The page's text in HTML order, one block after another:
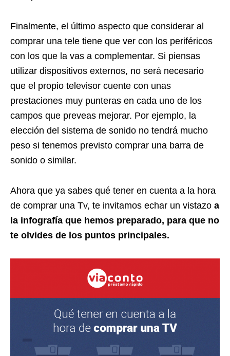
Finalmente, el último aspecto que considerar al
comprar una tele tiene que ver con los periféricos
con los que la vas a complementar. Si piensas
utilizar dispositivos externos, no será necesario
que el propio televisor cuente con unas
prestaciones muy punteras en cada uno de los
campos que preveas mejorar. Por ejemplo, la
elección del sistema de sonido no tendrá mucho
peso si tenemos previsto comprar una barra de
sonido o similar.
Ahora que ya sabes qué tener en cuenta a la hora
de comprar una Tv, te invitamos echar un vistazo a
la infografía que hemos preparado, para que no
te olvides de los puntos principales.